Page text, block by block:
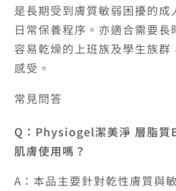
是長期受到膚質敏弱困擾的成
日常保養程序。亦適合需要
容易乾燥的上班族及學生族
感受。
常見問答
Q：Physiogel潔美淨 層脂質
肌膚使用嗎？
A：本品主要針對乾性膚質與